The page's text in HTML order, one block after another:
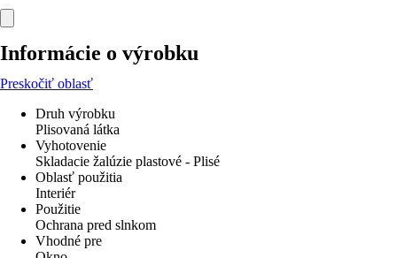
Informácie o výrobku
Preskočiť oblasť
Druh výrobku
Plisovaná látka
Vyhotovenie
Skladacie žalúzie plastové - Plisé
Oblasť použitia
Interiér
Použitie
Ochrana pred slnkom
Vhodné pre